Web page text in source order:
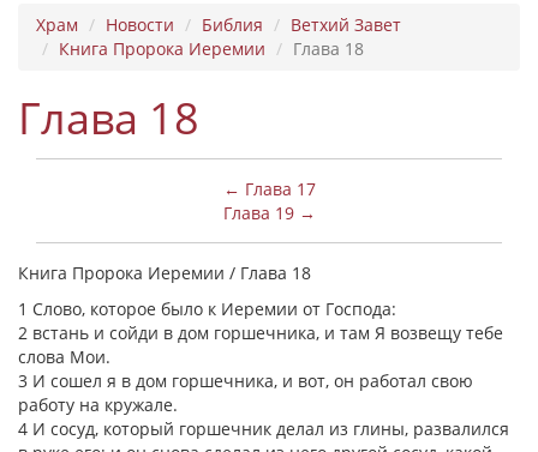
Храм Новости Библия
Ветхий Завет
Книга Пророка Иеремии
Глава 18
Глава 18
← Глава 17
Глава 19 →
Книга Пророка Иеремии / Глава 18
1 Слово, которое было к Иеремии от Господа:
2 встань и сойди в дом горшечника, и там Я возвещу тебе
слова Мои.
3 И сошел я в дом горшечника, и вот, он работал свою
работу на кружале.
4 И сосуд, который горшечник делал из глины, развалился